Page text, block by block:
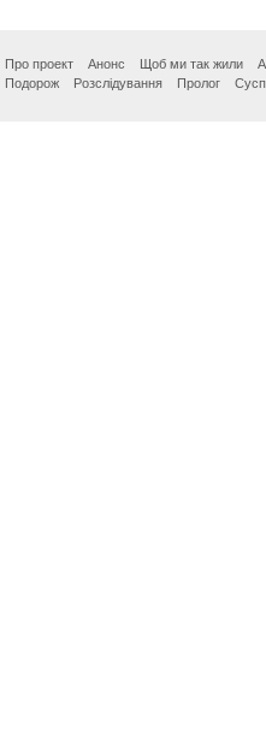
Про проект Анонс Щоб ми так жили
Подорож
Розслідування Пролог